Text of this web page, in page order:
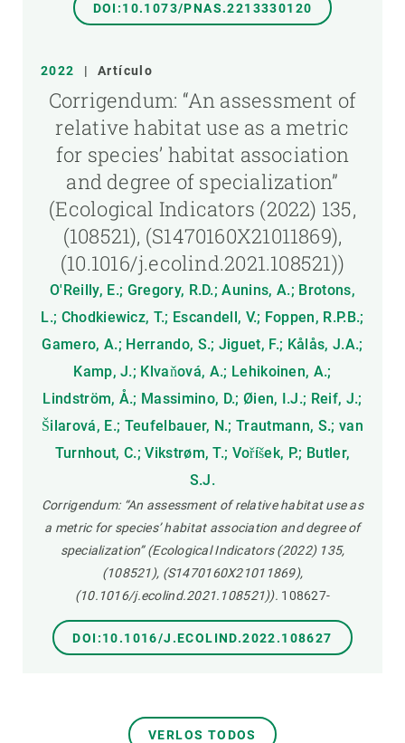
DOI:10.1073/PNAS.2213330120
2022 | Artículo
Corrigendum: “An assessment of
relative habitat use as a metric
for species’ habitat association
and degree of specialization”
(Ecological Indicators (2022) 135,
(108521), (S1470160X21011869),
(10.1016/j.ecolind.2021.108521))
O'Reilly, E.; Gregory, R.D.; Aunins, A.; Brotons,
L.; Chodkiewicz, T.; Escandell, V.; Foppen, R.P.B.;
Gamero, A.; Herrando, S.; Jiguet, F.; Kålås, J.A.;
Kamp, J.; Klvaňová, A.; Lehikoinen, A.;
Lindström, Å.; Massimino, D.; Øien, I.J.; Reif, J.;
Šilarová, E.; Teufelbauer, N.; Trautmann, S.; van
Turnhout, C.; Vikstrøm, T.; Voříšek, P.; Butler,
S.J.
Corrigendum: “An assessment of relative habitat use as
a metric for species’ habitat association and degree of
specialization” (Ecological Indicators (2022) 135,
(108521), (S1470160X21011869),
(10.1016/j.ecolind.2021.108521)). 108627-
DOI:10.1016/J.ECOLIND.2022.108627
VERLOS TODOS